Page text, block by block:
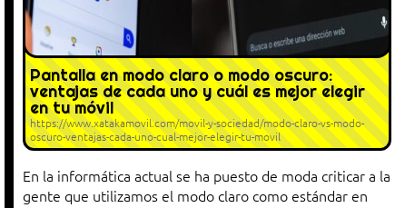
Pantalla en modo claro o modo oscuro:
ventajas de cada uno y cuál es mejor elegir
en tu móvil
https://www.xatakamovil.com/movil-y-sociedad/modo-claro-vs-modo-
oscuro-ventajas-cada-uno-cual-mejor-elegir-tu-movil
En la informática actual se ha puesto de moda criticar a la
gente que utilizamos el modo claro como estándar en